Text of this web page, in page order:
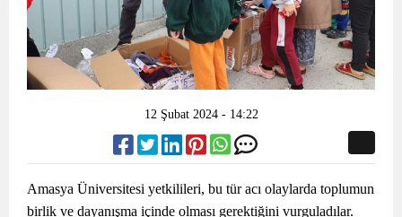
12 Şubat 2024 - 14:22
Amasya Üniversitesi yetkilileri, bu tür acı olaylarda toplumun
birlik ve dayanışma içinde olması gerektiğini vurguladılar.